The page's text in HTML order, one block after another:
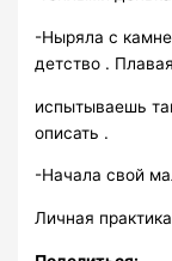
-Ныряла с
детство .
испытываешь
описать .
-Начала свой
Личная